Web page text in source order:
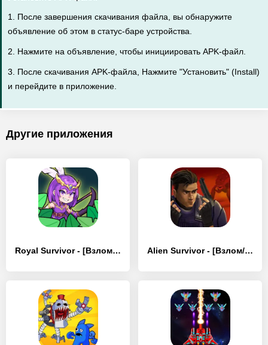
1. После завершения скачивания файла, вы обнаружите
объявление об этом в статус-баре устройства.
2. Нажмите на объявление, чтобы инициировать APK-файл.
3. После скачивания APK-файла, Нажмите "Установить" (Install)
и перейдите в приложение.
Другие приложения
Royal Survivor - [Взлом/МОД Unlocked] Alien Survivor - [Взлом/МОД Unlocked]